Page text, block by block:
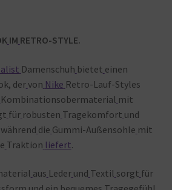
IM RETRO-STYLE.
Damenschuh bietet einen
dervon Nike Retro-Lauf-Styles
Kombinationsobermaterial mit
für robusten Tragekomfort und
die Gummi-Außensohle mit
Traktion liefert.
aus Leder und Textil sorgt für